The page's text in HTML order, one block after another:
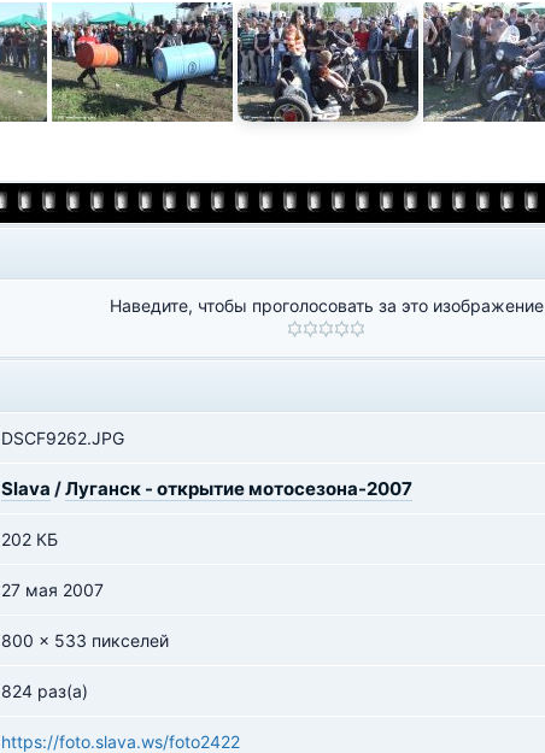
Наведите, чтобы проголосовать за это изображение
DSCF9262.JPG
Slava /Луганск - открытие мотосезона-2007
202 КБ
27 мая 2007
800 x 533 пикселей
824 раз(а)
https://foto.slava.ws/foto2422